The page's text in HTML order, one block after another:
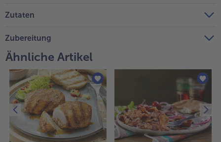
Zutaten
Zubereitung
Ähnliche Artikel